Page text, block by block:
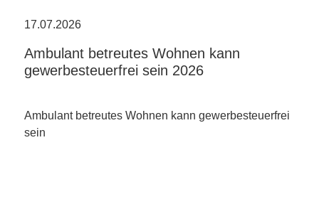
17.07.2026
Ambulant betreutes Wohnen kann
gewerbesteuerfrei sein 2026
Ambulant betreutes Wohnen kann gewerbesteuerfrei
sein